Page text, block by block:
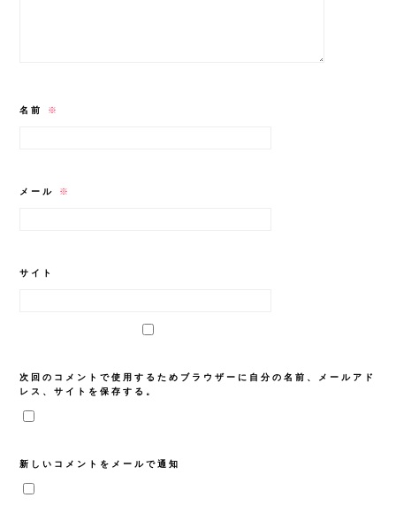
名前 ※
メール ※
サイト
次回のコメントで使用するためブラウザーに自分の名前、メールアド
レス、サイトを保存する。
新しいコメントをメールで通知